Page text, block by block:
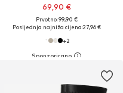
69,90 €
Prvotno: 99,90 €
Posljednja najniža cijena:27,96 €
+2